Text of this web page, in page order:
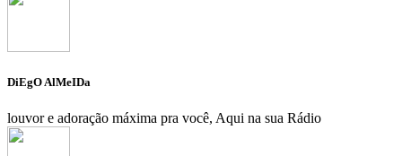
DiEgO AlMeIDa
louvor e adoração máxima pra você, Aqui na sua Rádio